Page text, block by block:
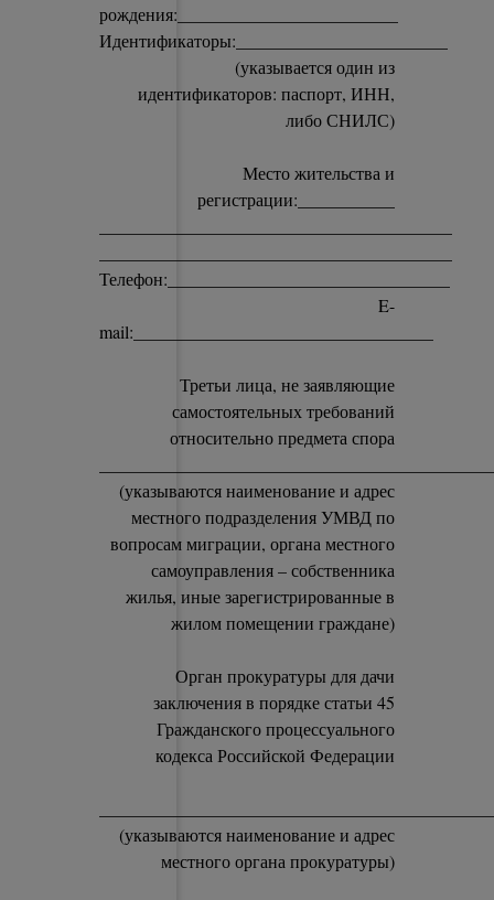
рождения:_________________________
Идентификаторы:________________________
(указывается один из
идентификаторов: паспорт, ИНН,
либо СНИЛС)
Место жительства и
регистрации:___________
Телефон:________________________________
E-
mail:__________________________________
Третьи лица, не заявляющие
самостоятельных требований
относительно предмета спора
(указываются наименование и адрес
местного подразделения УМВД по
вопросам миграции, органа местного
самоуправления – собственника
жилья, иные зарегистрированные в
жилом помещении граждане)
Орган прокуратуры для дачи
заключения в порядке статьи 45
Гражданского процессуального
кодекса Российской Федерации
(указываются наименование и адрес
местного органа прокуратуры)